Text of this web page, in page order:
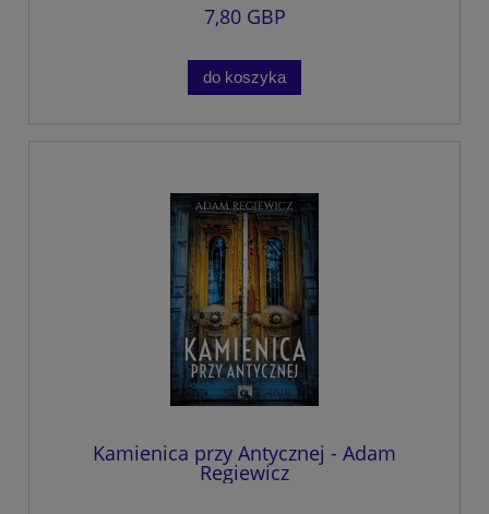
7,80 GBP
do koszyka
Kamienica przy Antycznej - Adam
Regiewicz